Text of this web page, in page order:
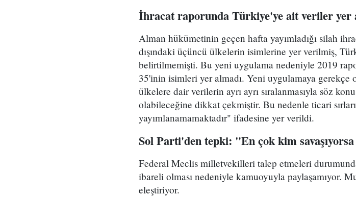
İhracat raporunda Türkiye'ye ait veriler yer
Alman hükümetinin geçen hafta yayımladığı silah
dışındaki üçüncü ülkelerin isimlerine yer verilmiş,
belirtilmemişti. Bu yeni uygulama nedeniyle 2019
35'inin isimleri yer almadı. Yeni uygulamaya
ülkelere dair verilerin ayrı ayrı sıralanmasıyla söz
olabileceğine dikkat çekmiştir. Bu nedenle ticari
yayımlanamamaktadır" ifadesine yer verildi.
Sol Parti'den tepki: "En çok kim
Federal Meclis milletvekilleri talep etmeleri
ibareli olması nedeniyle kamuoyuyla paylaşamıyor.
eleştiriyor.